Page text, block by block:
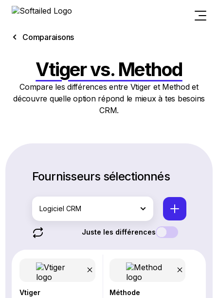
Comparaisons
Vtiger vs. Method
Compare les différences entre Vtiger et Method et
découvre quelle option répond le mieux à tes besoins
CRM.
Fournisseurs sélectionnés
Logiciel CRM
Juste les différences
Vtiger Méthode